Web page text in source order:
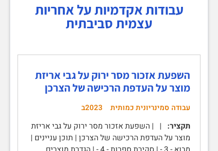
עבודות אקדמיות על אחריות
עצמית סביבתית
השפעת אזכור מסר ירוק על גבי אריזת
מוצר על העדפת הרכישה של הצרכן
עבודה סמינריונית כמותית 2023ב
תקציר: | | השפעת אזכור מסר ירוק על גבי אריזת
מוצר על העדפת הרכישה של הצרכן | תוכן עניינים |